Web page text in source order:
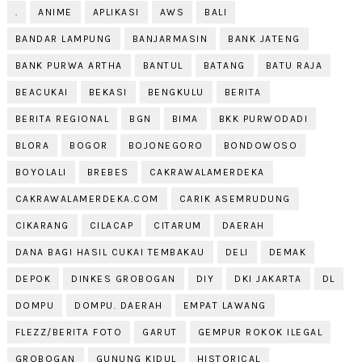
. ANIME APLIKASI AWS BALI
BANDAR LAMPUNG BANJARMASIN BANK JATENG
BANK PURWA ARTHA BANTUL BATANG BATU RAJA
BEACUKAI BEKASI BENGKULU BERITA
BERITA REGIONAL BGN BIMA BKK PURWODADI
BLORA BOGOR BOJONEGORO BONDOWOSO
BOYOLALI BREBES CAKRAWALAMERDEKA
CAKRAWALAMERDEKA.COM CARIK ASEMRUDUNG
CIKARANG CILACAP CITARUM DAERAH
DANA BAGI HASIL CUKAI TEMBAKAU DELI DEMAK
DEPOK DINKES GROBOGAN DIY DKI JAKARTA DL
DOMPU DOMPU. DAERAH EMPAT LAWANG
FLEZZ/BERITA FOTO GARUT GEMPUR ROKOK ILEGAL
GROBOGAN GUNUNG KIDUL HISTORICAL